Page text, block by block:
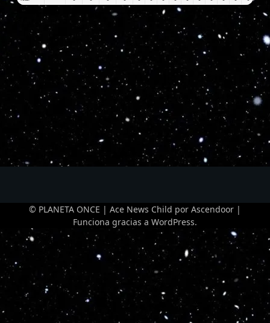
© PLANETA ONCE | Ace News Child por Ascendoor |
Funciona gracias a WordPress.